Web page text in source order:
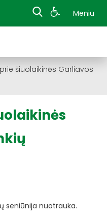
Meniu
šiuolaikinės Garliavos